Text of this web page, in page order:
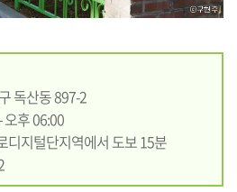
독산동 897-2
후 06:00
지털단지역에서 도보 15분